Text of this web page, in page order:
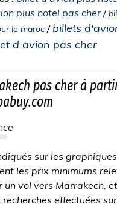
plus hotel pas cher/
le maroc / billets
d avion pas cher
pas cher à
sur les graphiques
les prix minimums
un vol vers Marrakech,
effectuées sur